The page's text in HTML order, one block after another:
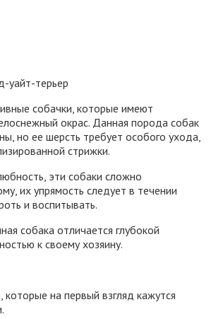
уайт-терьер
собачки, которые имеют
окрас. Данная порода собак
но ее шерсть требует особого ухода,
стрижки.
эти собаки сложно
их упрямость следует в течении
и воспитывать.
собака отличается глубокой
к своему хозяину.
на первый взгляд кажутся